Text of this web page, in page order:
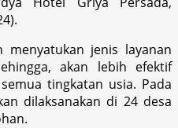
menyatukan jenis layanan
akan lebih efektif
tingkatan usia. Pada
dilaksanakan di 24 desa